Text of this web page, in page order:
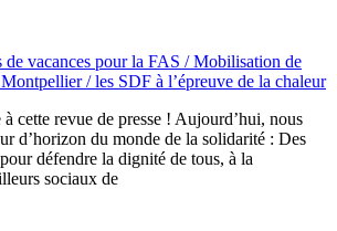
de vacances pour la FAS / Mobilisation de
/ les SDF à l’épreuve de la chaleur
cette revue de presse ! Aujourd’hui, nous
d’horizon du monde de la solidarité : Des
défendre la dignité de tous, à la
sociaux de